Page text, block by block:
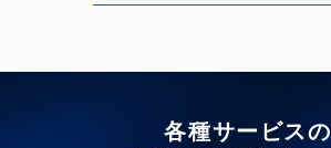
各種サービスの